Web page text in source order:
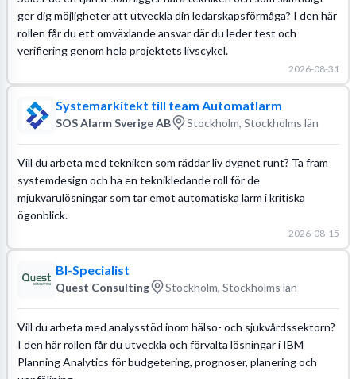
ger dig möjligheter att utveckla din ledarskapsförmåga? I den här
rollen får du ett omväxlande ansvar där du leder test och
verifiering genom hela projektets livscykel.
2026-08-31
Systemarkitekt till team Automatlarm
SOS Alarm Sverige AB Stockholm, Stockholms län
Vill du arbeta med tekniken som räddar liv dygnet runt? Ta fram
systemdesign och ha en teknikledande roll för de
mjukvarulösningar som tar emot automatiska larm i kritiska
ögonblick.
2026-08-15
BI-Specialist
Quest Consulting Stockholm, Stockholms län
Vill du arbeta med analysstöd inom hälso- och sjukvårdssektorn?
I den här rollen får du utveckla och förvalta lösningar i IBM
Planning Analytics för budgetering, prognoser, planering och